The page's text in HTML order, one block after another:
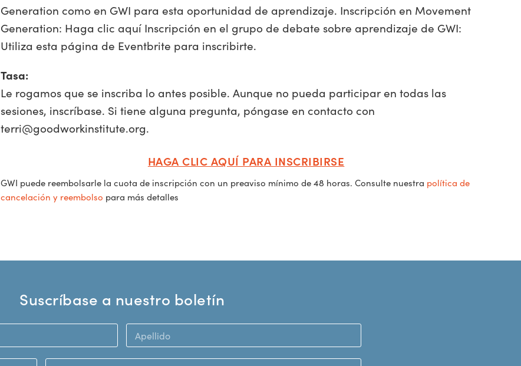
Generation como en GWI para esta oportunidad de aprendizaje. Inscripción en Movement
Generation: Haga clic aquí Inscripción en el grupo de debate sobre aprendizaje de GWI:
Utiliza esta página de Eventbrite para inscribirte.
Tasa:
Le rogamos que se inscriba lo antes posible. Aunque no pueda participar en todas las
sesiones, inscríbase. Si tiene alguna pregunta, póngase en contacto con
terri@goodworkinstitute.org.
HAGA CLIC AQUÍ PARA INSCRIBIRSE
GWI puede reembolsarle la cuota de inscripción con un preaviso mínimo de 48 horas. Consulte nuestra política de
cancelación y reembolso para más detalles
Suscríbase a nuestro boletín